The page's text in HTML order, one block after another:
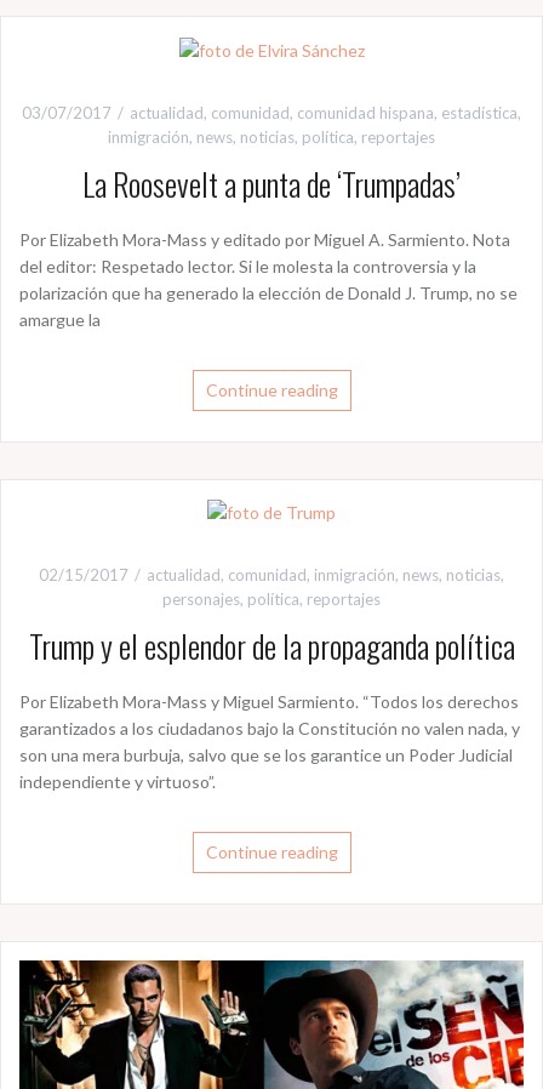
03/07/2017 actualidad, comunidad, comunidad hispana, estadística,
inmigración, news, noticias, política, reportajes
La Roosevelt a punta de ‘Trumpadas’
Por Elizabeth Mora-Mass y editado por Miguel A. Sarmiento. Nota
del editor: Respetado lector. Si le molesta la controversia y la
polarización que ha generado la elección de Donald J. Trump, no se
amargue la
Continue reading
02/15/2017 actualidad, comunidad, inmigración, news, noticias,
personajes, política, reportajes
Trump y el esplendor de la propaganda política
Por Elizabeth Mora-Mass y Miguel Sarmiento. “Todos los derechos
garantizados a los ciudadanos bajo la Constitución no valen nada, y
son una mera burbuja, salvo que se los garantice un Poder Judicial
independiente y virtuoso”.
Continue reading